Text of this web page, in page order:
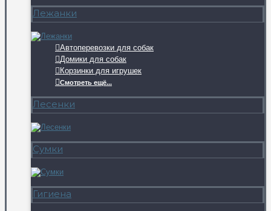
Лежанки
Автоперевозки для собак
Домики для собак
Корзинки для игрушек
Смотреть ещё...
Лесенки
Сумки
Гигиена